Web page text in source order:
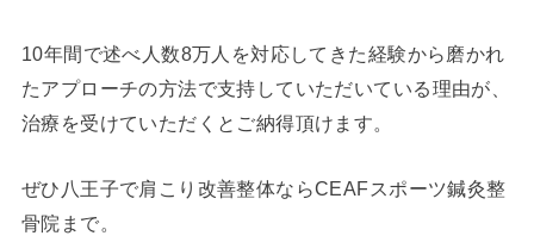
10年間で述べ人数8万人を対応してきた経験から磨かれ
たアプローチの方法で支持していただいている理由が、
治療を受けていただくとご納得頂けます。
ぜひ八王子で肩こり改善整体ならCEAFスポーツ鍼灸整
骨院まで。